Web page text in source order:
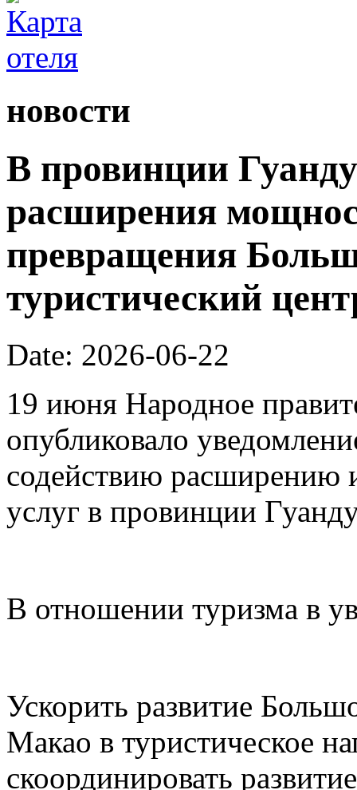
новости
В провинции
расширения
превращения
туристический
Date: 2026-06-22
19 июня Народное
опубликовало
содействию расширению
услуг в провинции
В отношении туризма в
Ускорить развитие
Макао в туристическое
скоординировать